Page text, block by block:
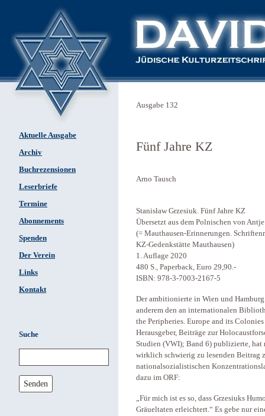
Aktuelle Ausgabe
Archiv
Buchrezensionen
Leserbriefe
Termine
Abonnements
Spenden
Der Verein
Links
Kontakt
Suche
Senden
Ausgabe 132
Fünf Jahre KZ
Arno Tausch
Stanisław Grzesiuk. Fünf Jahre KZ
Übersetzt aus dem Polnischen von
(= Mauthausen-Erinnerungen.
KZ-Gedenkstätte Mauthausen)
1. Auflage 2020
480 S., Paperback, Euro 29,90.-
ISBN: 978-3-7003-2167-5
Der ambitionierte in Wien und
anderem den an internationalen
the Peripheries. Europe and its
Herausgeber, Beiträge zur
Studien (VWI); Band 6) publizierte,
wirklich schwierig zu lesenden Beitrag
nationalsozialistischen
dazu im ORF:
„Für mich ist es so, dass Grzesiuks
Gräueltaten erleichtert.“ Es gebe nur